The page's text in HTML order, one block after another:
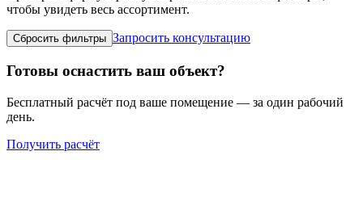
чтобы увидеть весь ассортимент.
Сбросить фильтры Запросить консультацию
Готовы оснастить ваш объект?
Бесплатный расчёт под ваше помещение — за один рабочий
день.
Получить расчёт